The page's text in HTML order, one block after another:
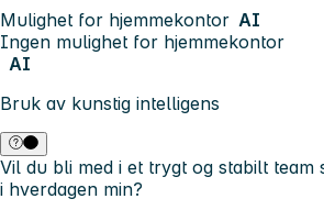
Mulighet for hjemmekontor AI
Ingen mulighet for hjemmekontor
AI
Bruk av kunstig intelligens
Vil du bli med i et trygt og stabilt
i hverdagen min?